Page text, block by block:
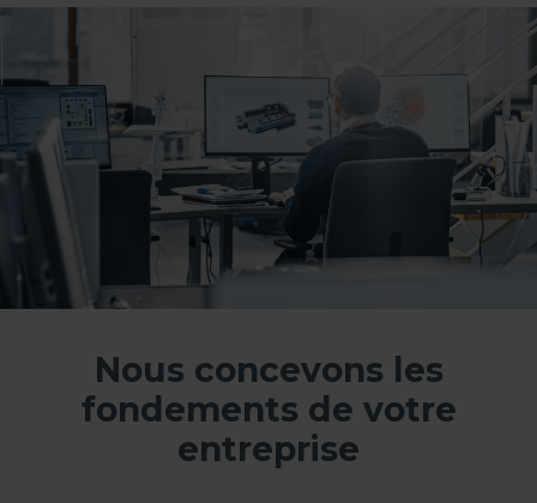
Nous concevons les
fondements de votre
entreprise